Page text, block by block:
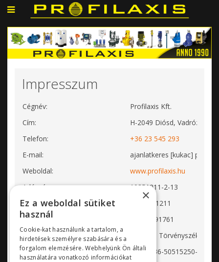
Impresszum
Cégnév:
Profilaxis Kft.
Cím:
H-2049 Diósd, Vadrózsa
Telefon:
+36 23 545 293
E-mail:
ajanlatkeres [kukac]
Weboldal:
www.profilaxis.hu
Adószám:
10351211-2-13
EU adószám:
HU10351211
Cégjegyzék szám:
13-09-091761
Cégjegyzéket vezető bíróság:
Fővárosi Törvényszék
Bankszámlaszám:
10403136-50515250-
×
Ez a weboldal sütiket
használ
Cookie-kat használunk a tartalom, a
hirdetések személyre szabására és a
forgalom elemzésére. Webhelyünk Ön általi
használatára vonatkozó információkat